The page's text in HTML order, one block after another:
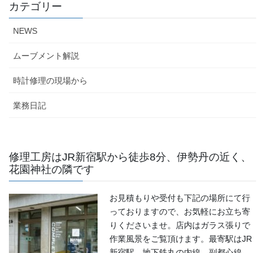
カテゴリー
NEWS
ムーブメント解説
時計修理の現場から
業務日記
修理工房はJR新宿駅から徒歩8分、伊勢丹の近く、
花園神社の隣です
お見積もりや受付も下記の場所にて行
っておりますので、お気軽にお立ち寄
りくださいませ。店内はガラス張りで
作業風景をご覧頂けます。最寄駅はJR